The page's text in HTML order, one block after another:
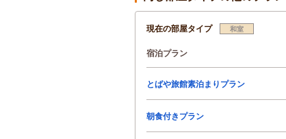
現在の部屋タイプ 和室
宿泊プラン
とばや旅館素泊まりプラン
朝食付きプラン